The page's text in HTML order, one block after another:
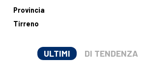
Provincia
Tirreno
ULTIMI DI TENDENZA